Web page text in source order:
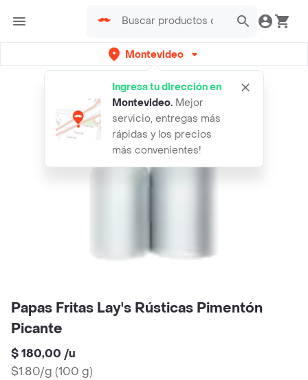
Montevideo
Ingresa tu dirección en
Montevideo. Mejor
servicio, entregas más
rápidas y los precios
más convenientes!
Papas Fritas Lay's Rústicas Pimentón
Picante
$ 180,00 /u
$1.80/g (100 g)